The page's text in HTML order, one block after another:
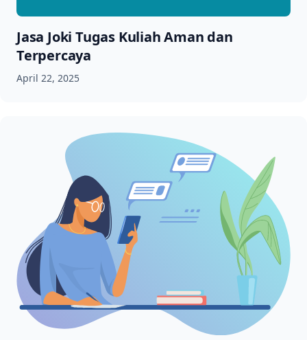
Jasa Joki Tugas Kuliah Aman dan
Terpercaya
April 22, 2025